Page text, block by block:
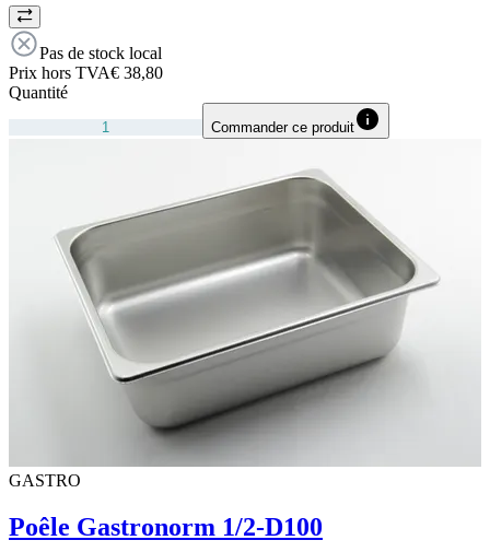
Pas de stock local
Prix hors TVA€ 38,80
Quantité
Commander ce produit
GASTRO
Poêle Gastronorm 1/2-D100